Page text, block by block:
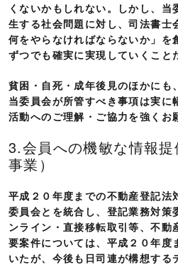
くないかもしれない。しかし、 当
生する社会問題に対し、司法書士
何をやらなければならないか」を
ずつでも確実に実現していくこと
貧困・自死・成年後見のほかにも
当委員会が所管すべき事項は実に
活動へのご理解・ご協力を強くお
3.会員への機敏な情報
事業）
平成２０年度までの不動産登記法
委員会とを統合し、登記業務対策
ンライン・直接移転取引等、不動
要案件については、平成２０年度
いたが、今後も日司連が構想する